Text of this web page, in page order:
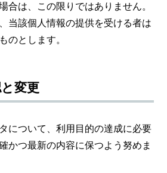
合は、この限りではありません。
当該個人情報の提供を受ける者は
のとします。
変更
について、利用目的の達成に必要
かつ最新の内容に保つよう努めま